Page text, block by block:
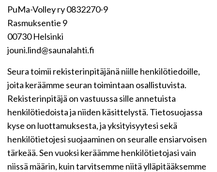
PuMa-Volley ry 0832270-9
Rasmuksentie 9
00730 Helsinki
jouni.lind@saunalahti.fi
Seura toimii rekisterinpitäjänä niille henkilötiedoille,
joita keräämme seuran toimintaan osallistuvista.
Rekisterinpitäjä on vastuussa sille annetuista
henkilötiedoista ja niiden käsittelystä. Tietosuojassa
kyse on luottamuksesta, ja yksityisyytesi sekä
henkilötietojesi suojaaminen on seuralle ensiarvoisen
tärkeää. Sen vuoksi keräämme henkilötietojasi vain
niissä määrin, kuin tarvitsemme niitä ylläpitääksemme